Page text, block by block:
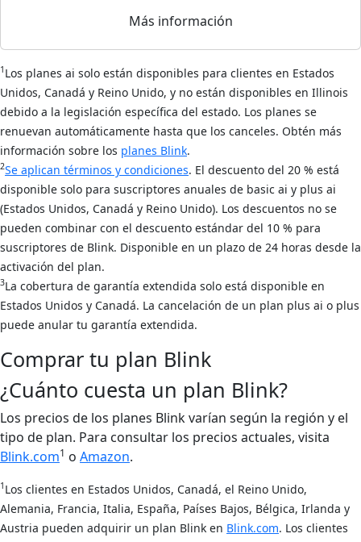
Más información
1 Los planes ai solo están disponibles para clientes en Estados
Unidos, Canadá y Reino Unido, y no están disponibles en Illinois
debido a la legislación específica del estado. Los planes se
renuevan automáticamente hasta que los canceles. Obtén más
información sobre los planes Blink.
2Se aplican términos y condiciones. El descuento del 20 % está
disponible solo para suscriptores anuales de basic ai y plus ai
(Estados Unidos, Canadá y Reino Unido). Los descuentos no se
pueden combinar con el descuento estándar del 10 % para
suscriptores de Blink. Disponible en un plazo de 24 horas desde la
activación del plan.
3La cobertura de garantía extendida solo está disponible en
Estados Unidos y Canadá. La cancelación de un plan plus ai o plus
puede anular tu garantía extendida.
Comprar tu plan Blink
¿Cuánto cuesta un plan Blink?
Los precios de los planes Blink varían según la región y el
tipo de plan. Para consultar los precios actuales, visita
Blink.com1 o Amazon.
1 Los clientes en Estados Unidos, Canadá, el Reino Unido,
Alemania, Francia, Italia, España, Países Bajos, Bélgica, Irlanda y
Austria pueden adquirir un plan Blink en Blink.com. Los clientes